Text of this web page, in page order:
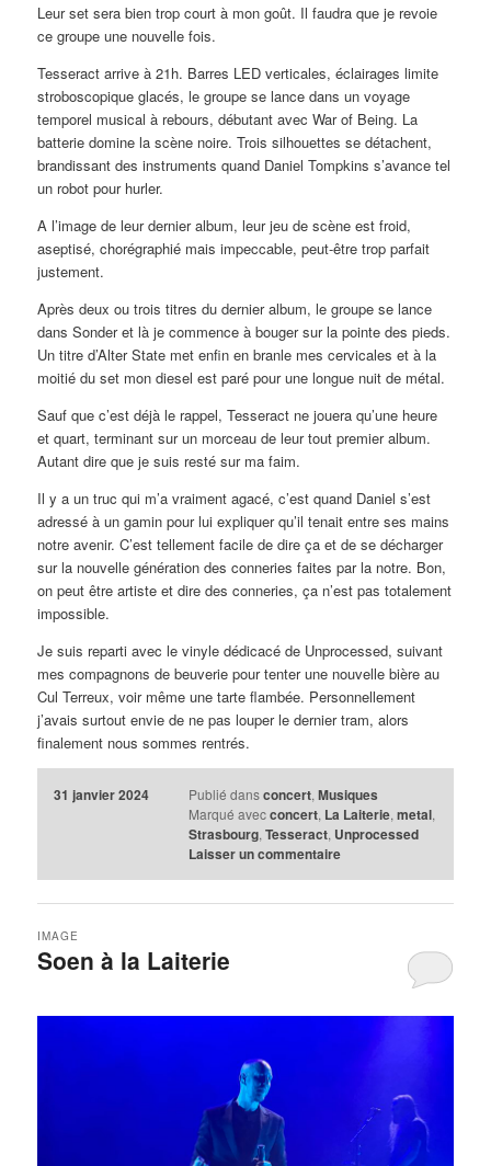
Leur set sera bien trop court à mon goût. Il faudra que je revoie
ce groupe une nouvelle fois.
Tesseract arrive à 21h. Barres LED verticales, éclairages limite
stroboscopique glacés, le groupe se lance dans un voyage
temporel musical à rebours, débutant avec War of Being. La
batterie domine la scène noire. Trois silhouettes se détachent,
brandissant des instruments quand Daniel Tompkins s’avance tel
un robot pour hurler.
A l’image de leur dernier album, leur jeu de scène est froid,
aseptisé, chorégraphié mais impeccable, peut-être trop parfait
justement.
Après deux ou trois titres du dernier album, le groupe se lance
dans Sonder et là je commence à bouger sur la pointe des pieds.
Un titre d’Alter State met enfin en branle mes cervicales et à la
moitié du set mon diesel est paré pour une longue nuit de métal.
Sauf que c’est déjà le rappel, Tesseract ne jouera qu’une heure
et quart, terminant sur un morceau de leur tout premier album.
Autant dire que je suis resté sur ma faim.
Il y a un truc qui m’a vraiment agacé, c’est quand Daniel s’est
adressé à un gamin pour lui expliquer qu’il tenait entre ses mains
notre avenir. C’est tellement facile de dire ça et de se décharger
sur la nouvelle génération des conneries faites par la notre. Bon,
on peut être artiste et dire des conneries, ça n’est pas totalement
impossible.
Je suis reparti avec le vinyle dédicacé de Unprocessed, suivant
mes compagnons de beuverie pour tenter une nouvelle bière au
Cul Terreux, voir même une tarte flambée. Personnellement
j’avais surtout envie de ne pas louper le dernier tram, alors
finalement nous sommes rentrés.
31 janvier 2024 Publié dans concert, Musiques
Marqué avec concert, La Laiterie, metal,
Strasbourg, Tesseract, Unprocessed
Laisser un commentaire
Soen à la Laiterie
IMAGE